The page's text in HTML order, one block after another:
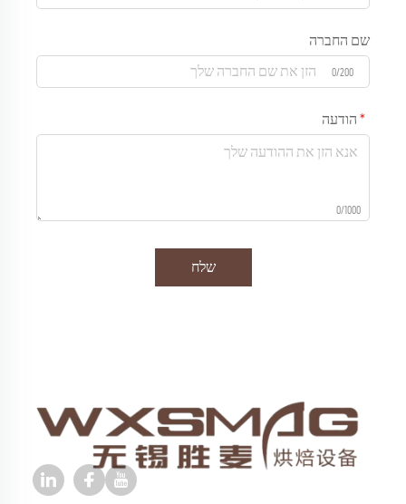
שם החברה
0/200
הודעה
0/1000
שלח